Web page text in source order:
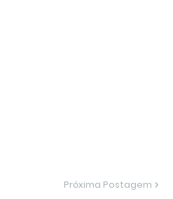
Próxima Postagem